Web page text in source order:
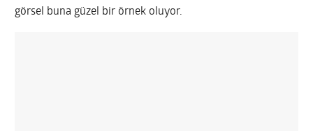
görsel buna güzel bir örnek oluyor.